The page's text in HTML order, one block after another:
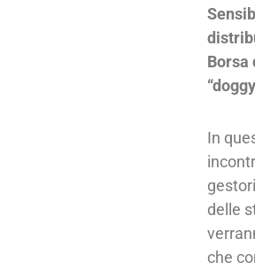
Borsa
In
delle
che